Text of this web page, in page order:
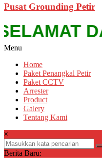
Pusat Grounding Petir
Menu
Home
Paket Penangkal Petir
Paket CCTV
Arrester
Product
Galery
Tentang Kami
×
Berita Baru: